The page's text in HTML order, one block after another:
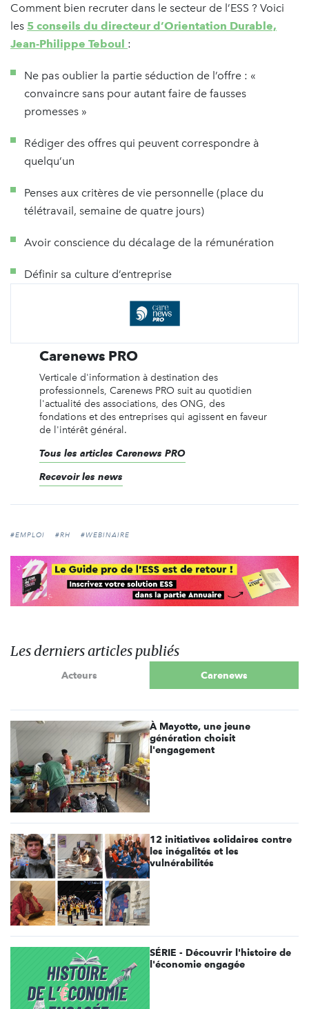
Comment bien recruter dans le secteur de l’ESS ? Voici
les 5 conseils du directeur d’Orientation Durable,
Jean-Philippe Teboul :
Ne pas oublier la partie séduction de l’offre : «
convaincre sans pour autant faire de fausses
promesses »
Rédiger des offres qui peuvent correspondre à
quelqu’un
Penses aux critères de vie personnelle (place du
télétravail, semaine de quatre jours)
Avoir conscience du décalage de la rémunération
Définir sa culture d’entreprise
Carenews PRO
Verticale d'information à destination des
professionnels, Carenews PRO suit au quotidien
l'actualité des associations, des ONG, des
fondations et des entreprises qui agissent en faveur
de l'intérêt général.
Tous les articles Carenews PRO
Recevoir les news
#EMPLOI #RH #WEBINAIRE
Les derniers articles publiés
Acteurs Carenews
À Mayotte, une jeune
génération choisit
l'engagement
12 initiatives solidaires contre
les inégalités et les
vulnérabilités
SÉRIE - Découvrir l'histoire de
l'économie engagée